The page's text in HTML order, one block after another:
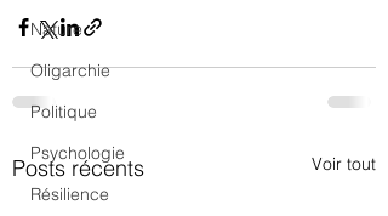
Nature
Oligarchie
Politique
Psychologie
Résilience
Posts récents Voir tout